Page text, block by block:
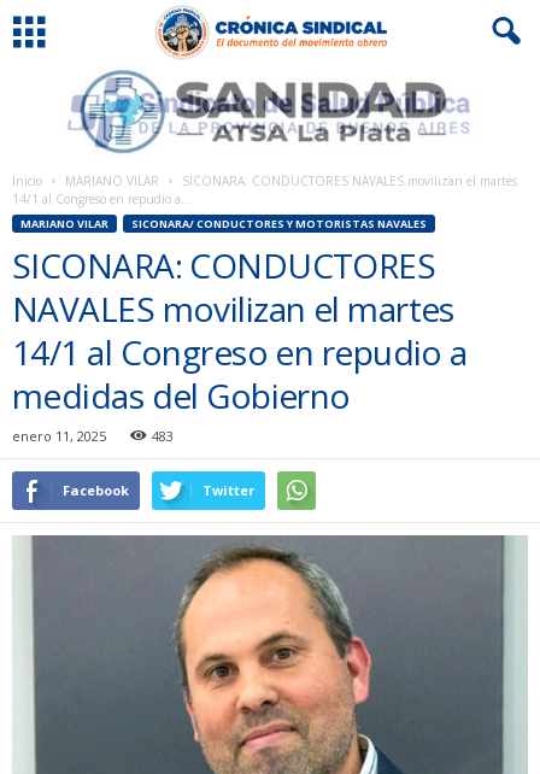
Inicio MARIANO VILAR
SICONARA: CONDUCTORES NAVALES movilizan el martes
14/1 al Congreso en repudio a...
MARIANO VILAR SICONARA/ CONDUCTORES Y MOTORISTAS NAVALES
SICONARA: CONDUCTORES
NAVALES movilizan el martes
14/1 al Congreso en repudio a
medidas del Gobierno
enero 11, 2025 483
Facebook Twitter